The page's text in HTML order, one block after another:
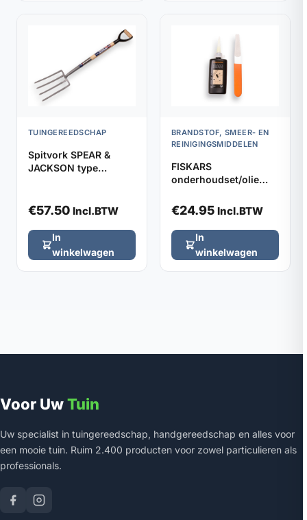
TUINGEREEDSCHAP
Spitvork SPEAR &
JACKSON type
€57.50 Incl.BTW
In
winkelwagen
BRANDSTOF, SMEER- EN
REINIGINGSMIDDELEN
FISKARS
onderhoudset/olie
€24.95 Incl.BTW
In
winkelwagen
Voor UwTuin
Uw specialist in tuingereedschap, handgereedschap en alles voor
een mooie tuin. Ruim 2.400 producten voor zowel particulieren als
professionals.